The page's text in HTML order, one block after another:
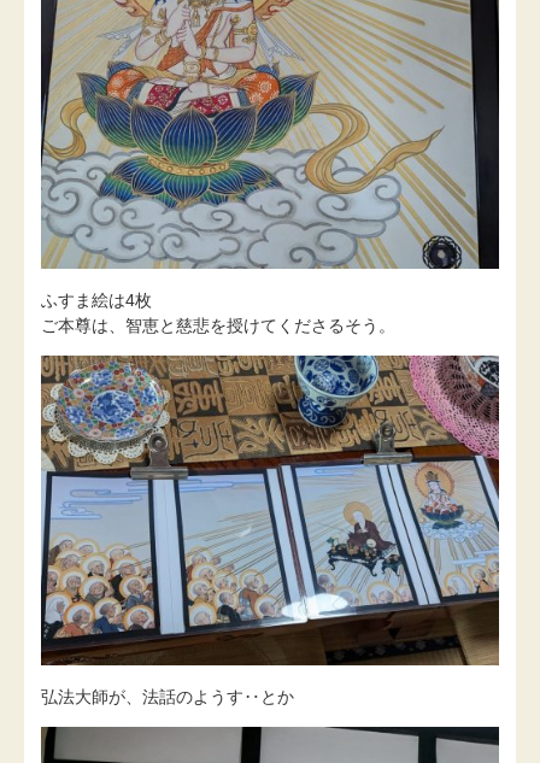
ふすま絵は4枚
ご本尊は、智恵と慈悲を授けてくださるそう。
弘法大師が、法話のようす‥とか